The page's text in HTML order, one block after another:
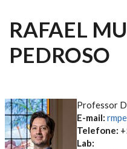
RAFAEL
PEDROSO
Professor
E-mail:
Telefone:
Lab: